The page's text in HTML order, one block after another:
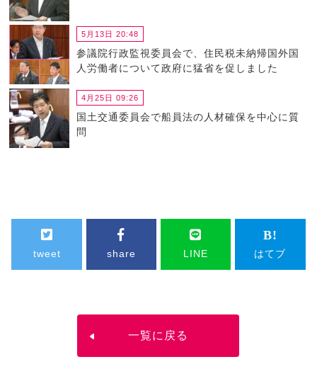
5月13日 20:48
参議院行政監視委員会で、住民税未納帰国外国
人労働者について政府に猛省を促しました
4月25日 09:26
国土交通委員会で船員法の人材確保を中心に質
問
tweet share LINE はてブ
一覧に戻る